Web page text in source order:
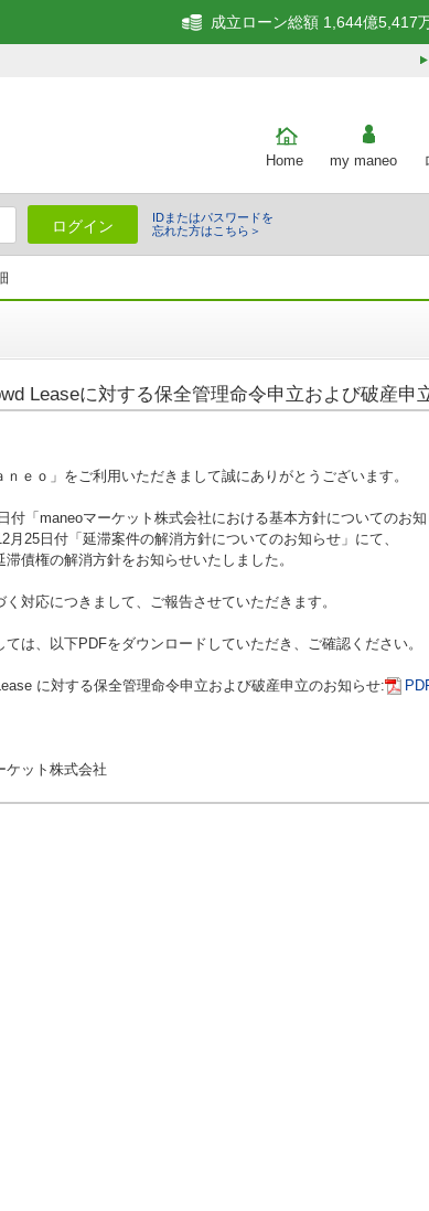
成立ローン総額 1,644億5,417
Home my maneo
ログイン
IDまたはパスワードを
忘れた方はこちら＞
Leaseに対する保全管理命令申立および破産申
ｎｅｏ」をご利用いただきまして誠にありがとうございます。
付「maneoマーケット株式会社における基本方針についてのお知
月25日付「延滞案件の解消方針についてのお知らせ」にて、
滞債権の解消方針をお知らせいたしました。
く対応につきまして、ご報告させていただきます。
ては、以下PDFをダウンロードしていただき、ご確認ください。
に対する保全管理命令申立および破産申立のお知らせ:
ケット株式会社